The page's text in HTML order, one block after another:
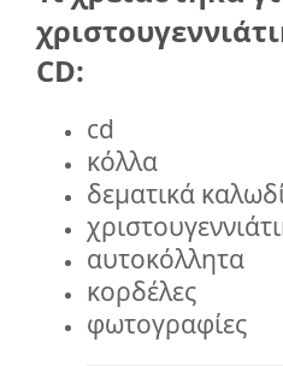
CD:
cd
κόλλα
δεματικά
αυτοκόλλητα
κορδέλες
φωτογραφίες